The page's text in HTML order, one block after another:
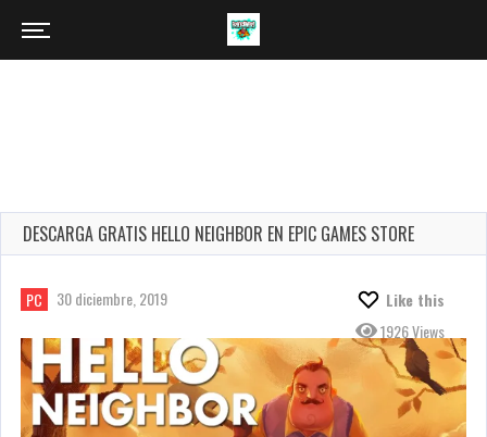
DESCARGA GRATIS HELLO NEIGHBOR EN EPIC GAMES STORE
PC 30 diciembre, 2019
Like this
1926 Views